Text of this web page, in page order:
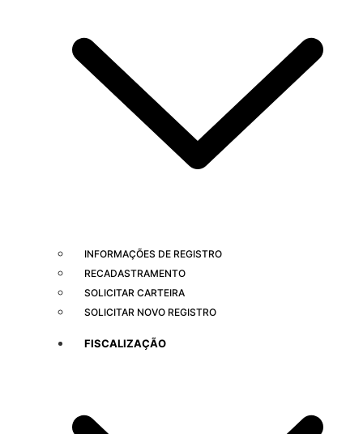
INFORMAÇÕES DE REGISTRO
RECADASTRAMENTO
SOLICITAR CARTEIRA
SOLICITAR NOVO REGISTRO
FISCALIZAÇÃO